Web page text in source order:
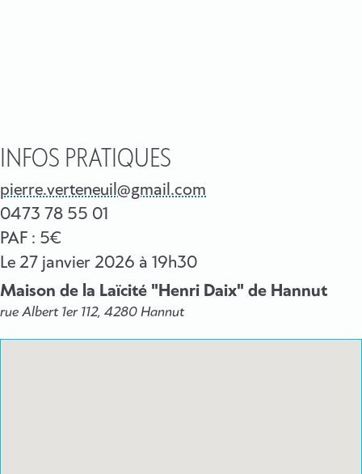
INFOS PRATIQUES
pierre.verteneuil@gmail.com
0473 78 55 01
PAF : 5€
Le 27 janvier 2026 à 19h30
Maison de la Laïcité "Henri Daix" de Hannut
rue Albert 1er 112, 4280 Hannut